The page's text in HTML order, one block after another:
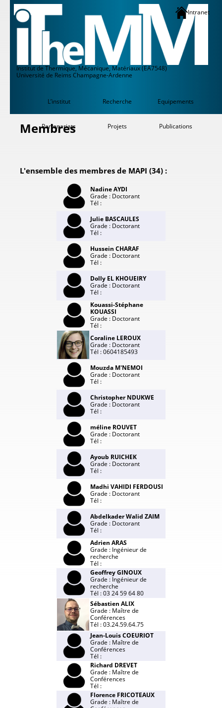
Institut de Thermique, Mécanique, Matériaux (EA7548)
Université de Reims Champagne-Ardenne
L’institut Recherche Equipements
Partenariats Projets Publications
Intranet
Membres
L'ensemble des membres de MAPI (34) :
Nadine AYDI
Grade : Doctorant
Tél :
Julie BASCAULES
Grade : Doctorant
Tél :
Hussein CHARAF
Grade : Doctorant
Tél :
Dolly EL KHOUEIRY
Grade : Doctorant
Tél :
Kouassi-Stéphane
KOUASSI
Grade : Doctorant
Tél :
Coraline LEROUX
Grade : Doctorant
Tél : 0604185493
Mouzda M'NEMOI
Grade : Doctorant
Tél :
Christopher NDUKWE
Grade : Doctorant
Tél :
méline ROUVET
Grade : Doctorant
Tél :
Ayoub RUICHEK
Grade : Doctorant
Tél :
Madhi VAHIDI FERDOUSI
Grade : Doctorant
Tél :
Abdelkader Walid ZAIM
Grade : Doctorant
Tél :
Adrien ARAS
Grade : Ingénieur de
recherche
Tél :
Geoffrey GINOUX
Grade : Ingénieur de
recherche
Tél : 03 24 59 64 80
Sébastien ALIX
Grade : Maître de
Conférences
Tél : 03.24.59.64.75
Jean-Louis COEURIOT
Grade : Maître de
Conférences
Tél :
Richard DREVET
Grade : Maître de
Conférences
Tél :
Florence FRICOTEAUX
Grade : Maître de